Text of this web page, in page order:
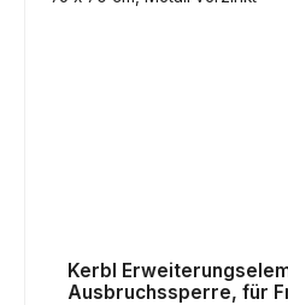
Kerbl
Ausbruchssperre, für